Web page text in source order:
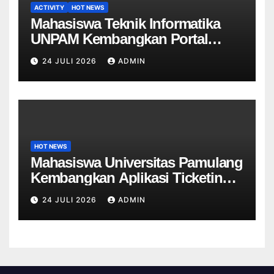
ACTIVITY HOT NEWS
Mahasiswa Teknik Informatika
UNPAM Kembangkan Portal
Informasi Sekolah Berbasis Web
untuk SDN Curug 4
24 JULI 2026 ADMIN
HOT NEWS
Mahasiswa Universitas Pamulang
Kembangkan Aplikasi Ticketing
Helpdesk untuk Divisi Sapras
Universitas Tangerang raya
24 JULI 2026 ADMIN